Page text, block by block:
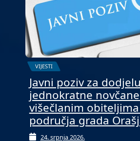
VIJESTI
Javni poziv za dodjelu
jednokratne
višečlanim
područja grada
24. srpnja 2026.